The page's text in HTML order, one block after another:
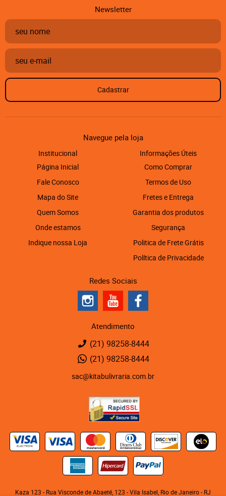
Newsletter
Cadastrar
Navegue pela loja
Institucional
Página Inicial
Fale Conosco
Mapa do Site
Quem Somos
Onde estamos
Indique nossa Loja
Informações Úteis
Como Comprar
Termos de Uso
Fretes e Entrega
Garantia dos produtos
Segurança
Politica de Frete Grátis
Política de Privacidade
Redes Sociais
Atendimento
(21) 98258-8444
(21) 98258-8444
sac@kitabulivraria.com.br
Kaza 123 - Rua Visconde de Abaeté, 123 -Vila Isabel, Rio de Janeiro- RJ